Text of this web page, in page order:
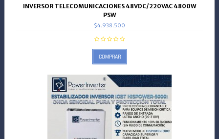
INVERSOR TELECOMUNICACIONES 48VDC/220VAC 4800W
PSW
$4.938.500
COMPRAR